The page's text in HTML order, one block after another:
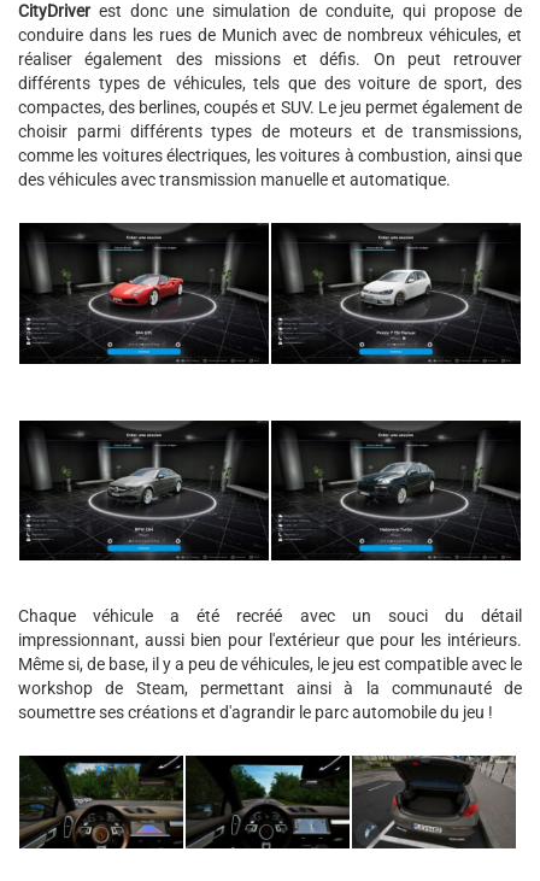
CityDriver est donc une simulation de conduite, qui propose de
conduire dans les rues de Munich avec de nombreux véhicules, et
réaliser également des missions et défis. On peut retrouver
différents types de véhicules, tels que des voiture de sport, des
compactes, des berlines, coupés et SUV. Le jeu permet également de
choisir parmi différents types de moteurs et de transmissions,
comme les voitures électriques, les voitures à combustion, ainsi que
des véhicules avec transmission manuelle et automatique.
Chaque véhicule a été recréé avec un souci du détail
impressionnant, aussi bien pour l'extérieur que pour les intérieurs.
Même si, de base, il y a peu de véhicules, le jeu est compatible avec le
workshop de Steam, permettant ainsi à la communauté de
soumettre ses créations et d'agrandir le parc automobile du jeu !